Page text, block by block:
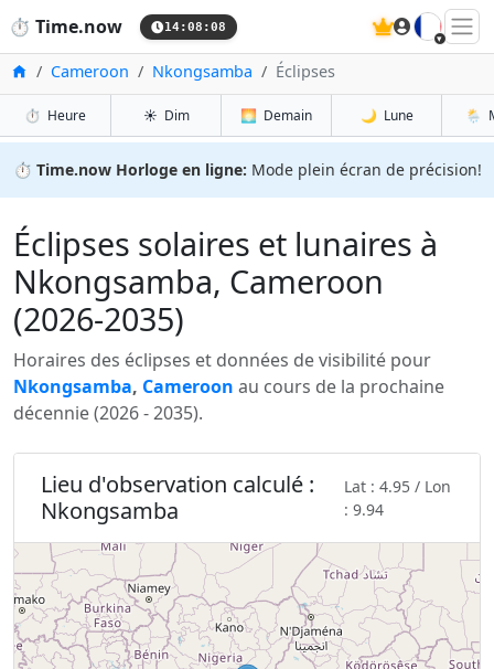
⏱️ Time.now 14:08:09 🇫🇷
Accueil
Cameroon Nkongsamba Éclipses
⏱️ Heure ☀️ Dim 🌅 Demain 🌙 Lune 🌦️
⏱️ Time.now Horloge en ligne: Mode plein écran de précision!
Éclipses solaires et lunaires à
Nkongsamba, Cameroon
(2026-2035)
Horaires des éclipses et données de visibilité pour
Nkongsamba, Cameroon au cours de la prochaine
décennie (2026 - 2035).
Lieu d'observation calculé :
Nkongsamba
Lat : 4.95 / Lon
: 9.94